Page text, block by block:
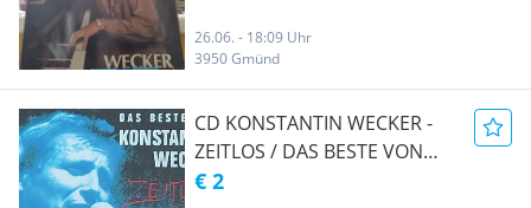
26.06. - 18:09 Uhr
3950 Gmünd
CD KONSTANTIN WECKER -
ZEITLOS / DAS BESTE VON
KONSTANTIN WECKER
€ 2